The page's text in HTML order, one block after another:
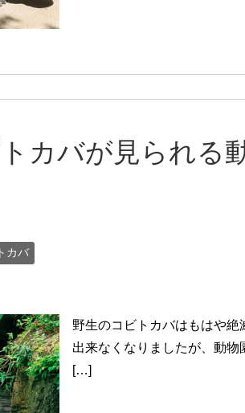
カバが見られる
カバ
野生のコビトカバはもはや
出来なくなりましたが、動物
[…]